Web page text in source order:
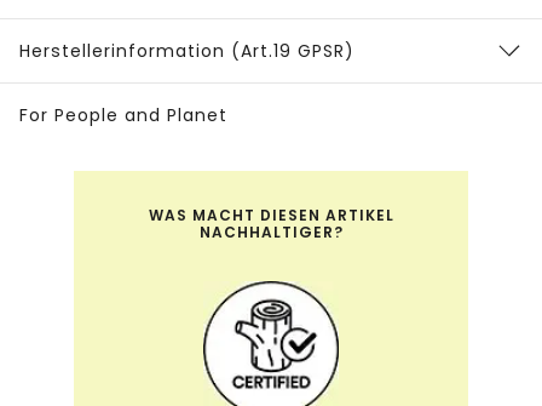
Herstellerinformation (Art.19 GPSR)
For People and Planet
WAS MACHT DIESEN ARTIKEL
NACHHALTIGER?